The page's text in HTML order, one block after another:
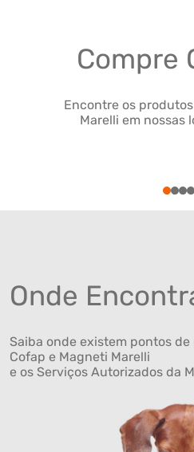
Compre
Encontre os
Marelli em nossas
1234
Onde
Saiba onde existem pontos
Cofap e Magneti Marelli
e os Serviços Autorizados da